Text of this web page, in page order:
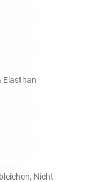
Elasthan
Nicht